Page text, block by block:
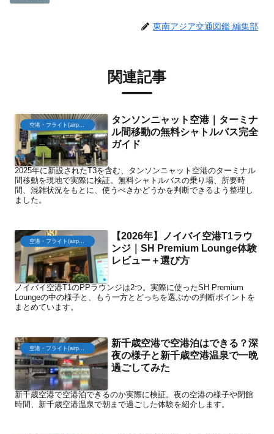
東南アジア交通図鑑 編集部
関連記事
タンソンニャット空港｜ターミナ
ル間移動の無料シャトルバス完全
ガイド
2025年に新設されたT3を含む、タンソンニャット空港のターミナル
間移動を現地で実際に検証。無料シャトルバスの乗り場、所要時
間、混雑状況をもとに、使うべきかどうかを判断できるよう整理し
ました。
空港・フライト(airport)
【2026年】ノイバイ空港T1ラウ
ンジ｜SH Premium Lounge体験
レビュー＋選び方
ノイバイ空港T1のPPラウンジは2つ。実際に使ったSH Premium
Loungeの中の様子と、もう一方とどっちを選ぶかの判断ポイントを
まとめています。
空港・フライト(airport)
新千歳空港で空港泊はできる？深
夜の様子と新千歳空港温泉で一晩
過ごしてみた
新千歳空港で空港泊できるのか実際に検証。夜の空港の様子や閉館
時間、新千歳空港温泉で朝まで過ごした体験を紹介します。